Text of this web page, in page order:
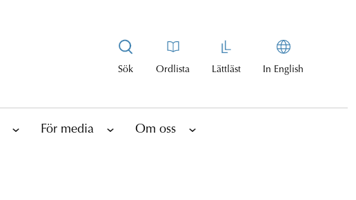
Sök Ordlista Lättläst In English
För media Om oss